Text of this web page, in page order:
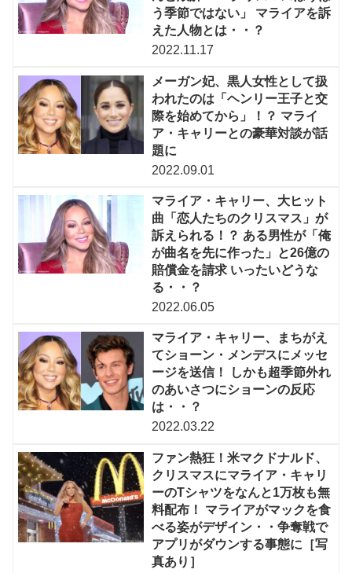
う季節ではない」 マライアを訴
えた人物とは・・？
2022.11.17
メーガン妃、黒人女性として扱
われたのは「ヘンリー王子と交
際を始めてから」！？ マライ
ア・キャリーとの豪華対談が話
題に
2022.09.01
マライア・キャリー、大ヒット
曲「恋人たちのクリスマス」が
訴えられる！？ ある男性が「俺
が曲名を先に作った」と26億の
賠償金を請求 いったいどうな
る・・？
2022.06.05
マライア・キャリー、まちがえ
てショーン・メンデスにメッセ
ージを送信！ しかも超季節外れ
のあいさつにショーンの反応
は・・？
2022.03.22
ファン熱狂！米マクドナルド、
クリスマスにマライア・キャリ
ーのTシャツをなんと1万枚も無
料配布！ マライアがマックを食
べる姿がデザイン・・争奪戦で
アプリがダウンする事態に［写
真あり］